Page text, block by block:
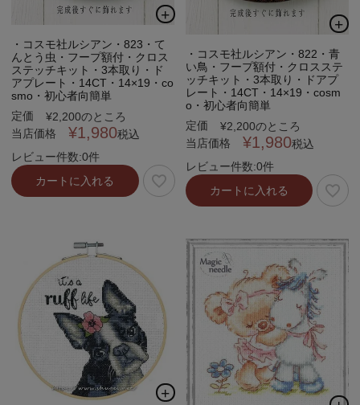
・コスモ社ルシアン・823・て
んとう虫・フープ額付・クロス
ステッチキット・3本取り・ド
アプレート・14CT・14×19・co
smo・初心者向簡単
定価
¥2,200のところ
当店価格
¥1,980税込
レビュー件数:0件
カートに入れる
・コスモ社ルシアン・822・青
い鳥・フープ額付・クロスステ
ッチキット・3本取り・ドアプ
レート・14CT・14×19・cosm
o・初心者向簡単
定価
¥2,200のところ
当店価格
¥1,980税込
レビュー件数:0件
カートに入れる